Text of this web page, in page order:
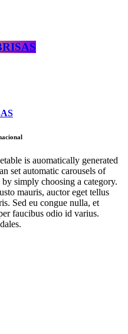
is auomatically generated
set automatic carousels of
simply choosing a category.
mauris, auctor eget tellus
Sed eu congue nulla, et
faucibus odio id varius.